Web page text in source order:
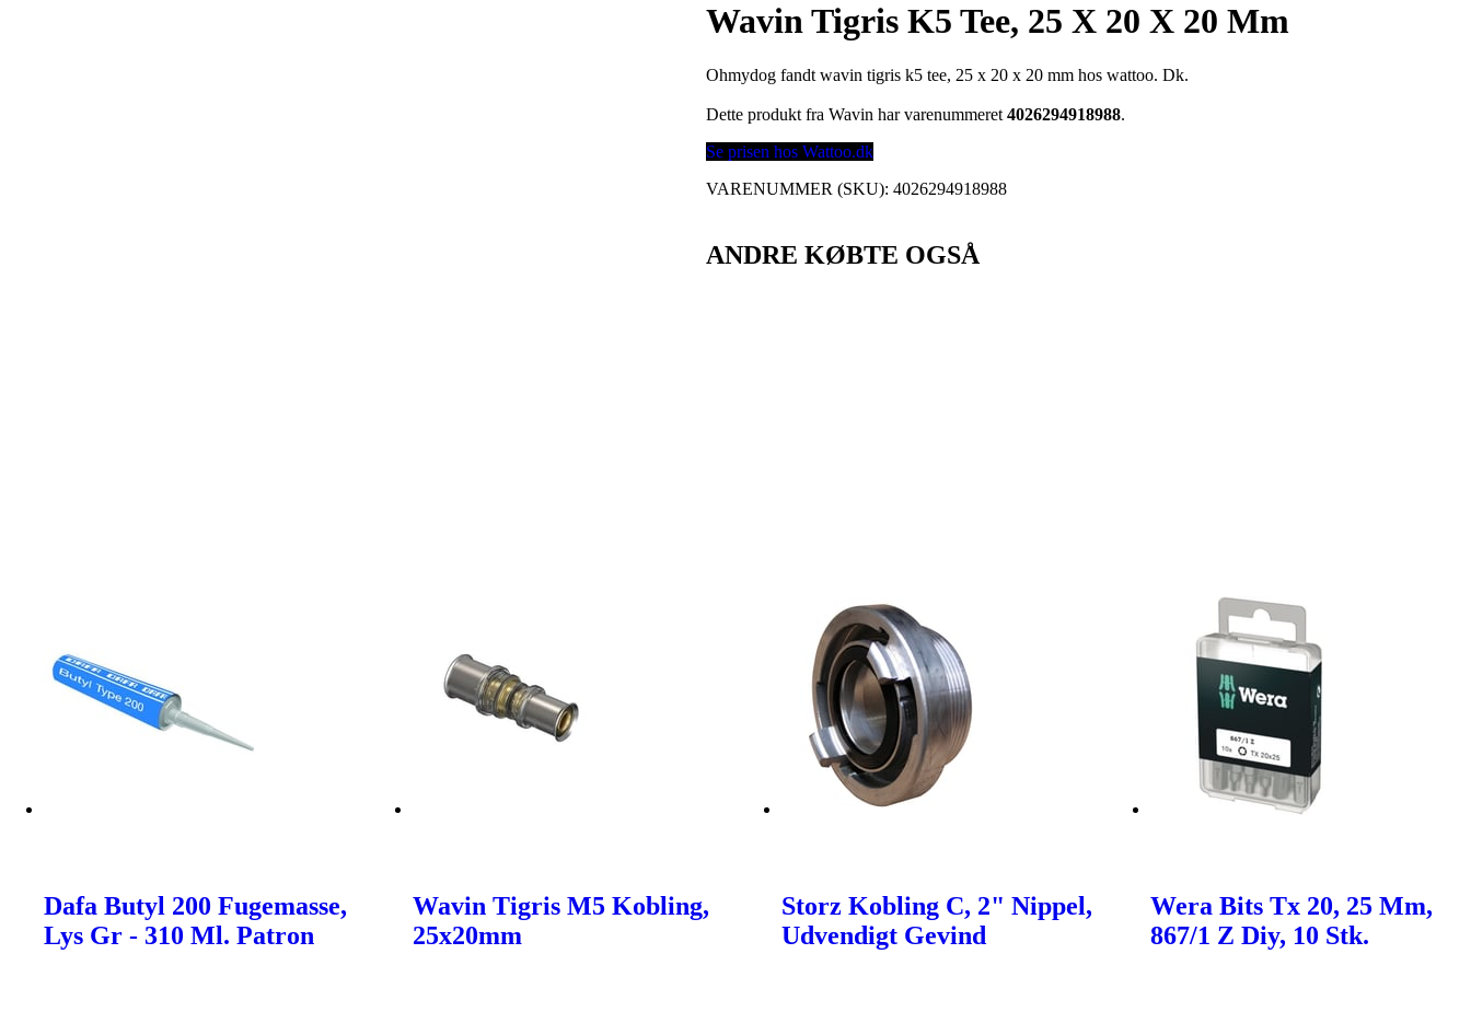
Wavin Tigris K5 Tee, 25 X 20 X 20 Mm
Ohmydog fandt wavin tigris k5 tee, 25 x 20 x 20 mm hos wattoo. Dk.
Dette produkt fra Wavin har varenummeret4026294918988.
Se prisen hos Wattoo.dk
VARENUMMER (SKU):4026294918988
ANDRE KØBTE OGSÅ
Dafa Butyl 200 Fugemasse,
Lys Gr - 310 Ml. Patron
Wavin Tigris M5 Kobling,
25x20mm
Storz Kobling C, 2" Nippel,
Udvendigt Gevind
Wera Bits Tx 20, 25 Mm,
867/1 Z Diy, 10 Stk.